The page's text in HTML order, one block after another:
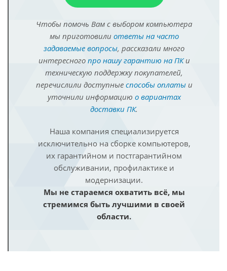
Чтобы помочь Вам с выбором компьютера
мы приготовили ответы на часто
задаваемые вопросы, рассказали много
интересного про нашу гарантию на ПКи
техническую поддержку покупателей,
перечислили доступные способы оплатыи
уточнили информацию о вариантах
доставки ПК.
Наша компания специализируется
исключительно на сборке компьютеров,
их гарантийном и постгарантийном
обслуживании, профилактике и
модернизации.
Мы не стараемся охватить всё, мы
стремимся быть лучшими в своей
области.